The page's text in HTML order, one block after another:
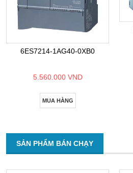
6ES7214-1AG40-0XB0
5.560.000 VND
MUA HÀNG
SẢN PHẨM BÁN CHẠY